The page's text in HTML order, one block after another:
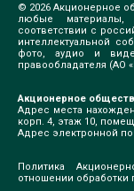
© 2026 Акционерное
любые
соответствии с
интеллектуальной
фото, аудио и
правообладателя (АО
Акционерное
Адрес места
корп. 4, этаж 10,
Адрес электронной
Политика
отношении